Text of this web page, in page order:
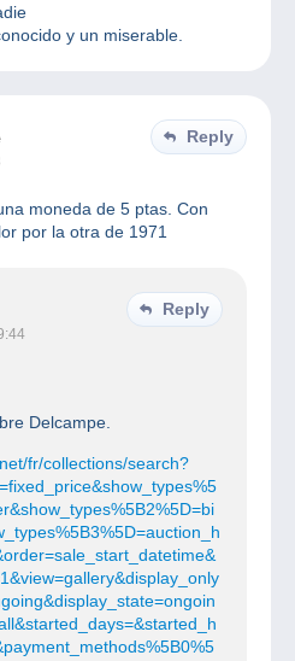
y un miserable.
Reply
moneda de 5 ptas. Con
por la otra de 1971
Reply
Delcampe.
fr/collections/search?